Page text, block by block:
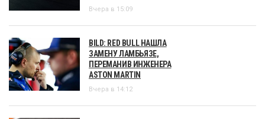
Вчера в 15:09
BILD: RED BULL НАШЛА
ЗАМЕНУ ЛАМБЬЯЗЕ,
ПЕРЕМАНИВ ИНЖЕНЕРА
ASTON MARTIN
Вчера в 14:12